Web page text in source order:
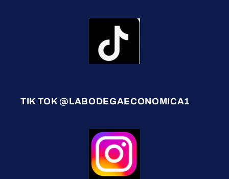
TIK TOK @LABODEGAECONOMICA1